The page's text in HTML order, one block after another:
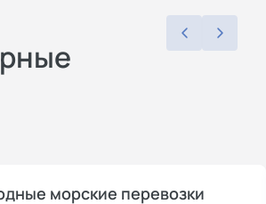
морские перевозки